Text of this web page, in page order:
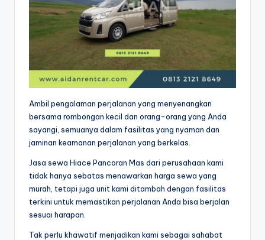
Ambil pengalaman perjalanan yang menyenangkan
bersama rombongan kecil dan orang-orang yang Anda
sayangi, semuanya dalam fasilitas yang nyaman dan
jaminan keamanan perjalanan yang berkelas.
Jasa sewa Hiace Pancoran Mas dari perusahaan kami
tidak hanya sebatas menawarkan harga sewa yang
murah, tetapi juga unit kami ditambah dengan fasilitas
terkini untuk memastikan perjalanan Anda bisa berjalan
sesuai harapan.
Tak perlu khawatif menjadikan kami sebagai sahabat